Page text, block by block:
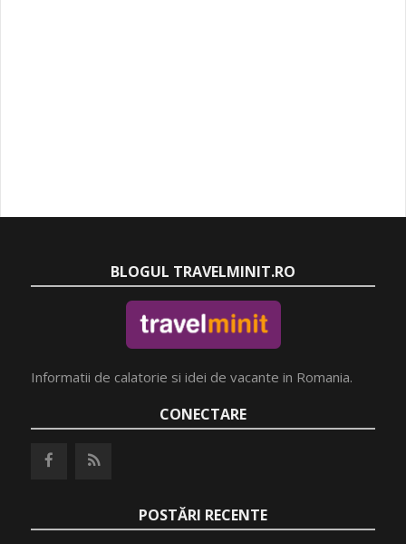
BLOGUL TRAVELMINIT.RO
Informatii de calatorie si idei de vacante in Romania.
CONECTARE
POSTĂRI RECENTE